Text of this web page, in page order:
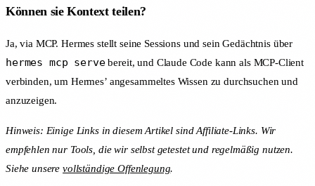
Können sie Kontext teilen?
Ja, via MCP. Hermes stellt seine Sessions und sein Gedächtnis über
hermes mcp servebereit, und Claude Code kann als MCP-Client
verbinden, um Hermes’ angesammeltes Wissen zu durchsuchen und
anzuzeigen.
Hinweis: Einige Links in diesem Artikel sind Affiliate-Links. Wir
empfehlen nur Tools, die wir selbst getestet und regelmäßig nutzen.
Siehe unserevollständige Offenlegung.